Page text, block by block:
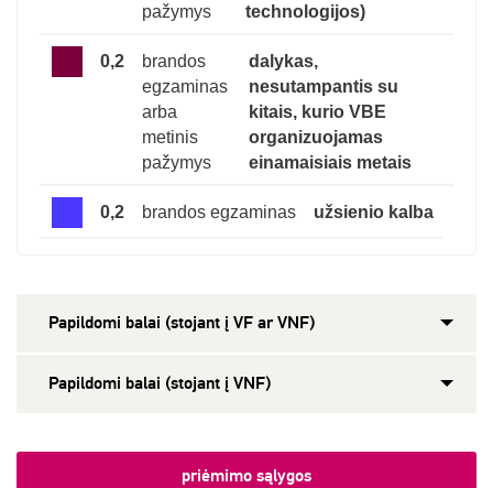
pažymys
technologijos)
0,2
brandos
egzaminas
arba
metinis
pažymys
dalykas,
nesutampantis su
kitais, kurio VBE
organizuojamas
einamaisiais metais
0,2 brandos egzaminas užsienio kalba
Papildomi balai (stojant į VF ar VNF)
Papildomi balai (stojant į VNF)
priėmimo sąlygos